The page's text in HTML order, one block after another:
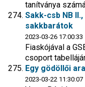
tanítványa
Sakk-csb NB
sakkbarátok
2023-03-26 17:00:33
Fiaskójával a
csoport
Egy gödöllői
2023-03-22 11:30:07